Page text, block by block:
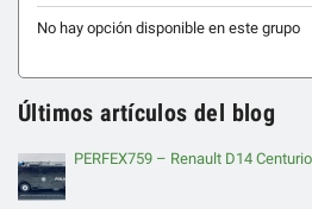
No hay opción disponible en este grupo
Últimos artículos del blog
PERFEX759 – Renault D14